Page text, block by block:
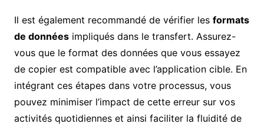
Il est également recommandé de vérifier les formats
de donnéesimpliqués dans le transfert. Assurez-
vous que le format des données que vous essayez
de copier est compatible avec l’application cible. En
intégrant ces étapes dans votre processus, vous
pouvez minimiser l’impact de cette erreur sur vos
activités quotidiennes et ainsi faciliter la fluidité de